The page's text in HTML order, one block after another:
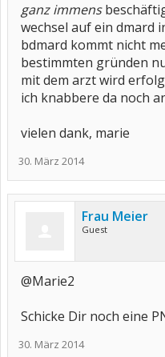
ganz immens
wechsel auf ein dmard
bdmard kommt nicht
bestimmten gründen
mit dem arzt wird
ich knabbere da noch
vielen dank, marie
30. März 2014
Frau Meier
Guest
@Marie2
Schicke Dir noch eine
30. März 2014